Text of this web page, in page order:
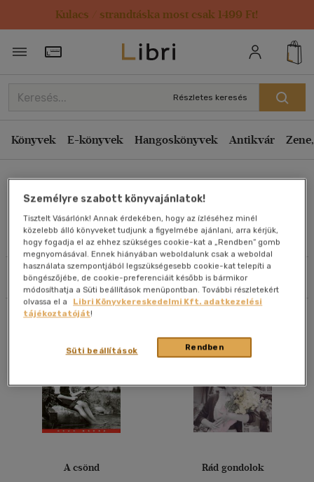
Kulacs / strandtáska most csak 1499 Ft!
Törzsvásárlói Kártya adatai
Részletes keresés
Könyvek E-könyvek Hangoskönyvek Antikvár
Művei
Szűrés Rendezés
Rendezés
Kiadás éve szerint csökkenő
Ár szerint csökkenő
Eladott darabszám szerint csökkenő
Eladott darabszám szerint növekvő
Cím szerint A-Z
Szerző szerint A-Z
Megjelenítés
20 db / oldal
Alkalmaz
A csönd Rád gondolok
Személyre szabott könyvajánlatok!
Tisztelt Vásárlónk! Annak érdekében, hogy az ízléséhez minél
közelebb álló könyveket tudjunk a figyelmébe ajánlani, arra kérjük,
hogy fogadja el az ehhez szükséges cookie-kat a „Rendben” gomb
megnyomásával. Ennek hiányában weboldalunk csak a weboldal
használata szempontjából legszükségesebb cookie-kat telepíti a
böngészőjébe, de cookie-preferenciáit később is bármikor
módosíthatja a Süti beállítások menüpontban. További részletekért
olvassa el a
Libri Könyvkereskedelmi Kft. adatkezelési
tájékoztatóját!
Rendben
Süti beállítások